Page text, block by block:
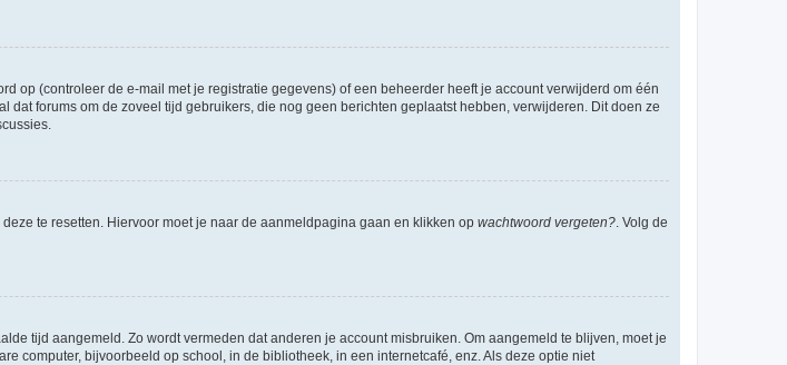
op (controleer de e-mail met je registratie gegevens) of een beheerder heeft je account verwijderd om één
forums om de zoveel tijd gebruikers, die nog geen berichten geplaatst hebben, verwijderen. Dit doen ze
te resetten. Hiervoor moet je naar de aanmeldpagina gaan en klikken op wachtwoord vergeten? . Volg de
tijd aangemeld. Zo wordt vermeden dat anderen je account misbruiken. Om aangemeld te blijven, moet je
computer, bijvoorbeeld op school, in de bibliotheek, in een internetcafé, enz. Als deze optie niet